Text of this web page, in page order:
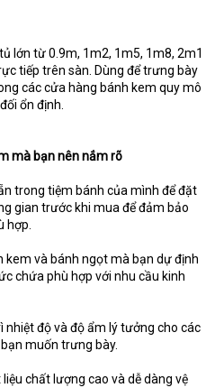
lớn từ 0.9m, 1m2, 1m5, 1m8, 2m1
tiếp trên sàn. Dùng để trưng bày
các cửa hàng bánh kem quy mô
ổn định.
mà bạn nên nắm rõ
trong tiệm bánh của mình để đặt
gian trước khi mua để đảm bảo
hợp.
kem và bánh ngọt mà bạn dự định
chứa phù hợp với nhu cầu kinh
độ và độ ẩm lý tưởng cho các
muốn trưng bày.
chất lượng cao và dễ dàng vệ